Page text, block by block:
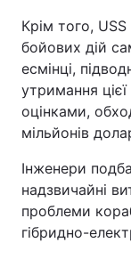
Крім того,
бойових дій
есмінці,
утримання
оцінками,
мільйонів
Інженери
надзвичайні
проблеми
гібридно-